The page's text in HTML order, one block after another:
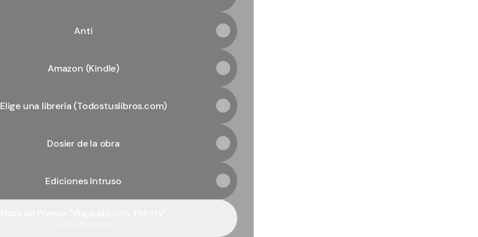
Anti
Amazon (Kindle)
Elige una librería (Todostuslibros.com)
Dosier de la obra
Ediciones Intruso